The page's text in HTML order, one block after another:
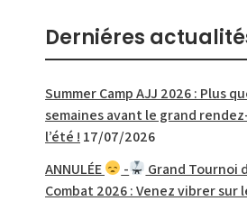
Derniéres
Summer Camp AJJ 2026 : Plus
semaines avant le grand
l’été ! 17/07/2026
ANNULÉE
-
Grand Tournoi
Combat 2026 : Venez vibrer sur